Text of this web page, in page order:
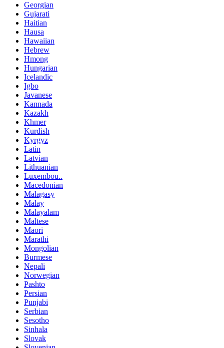
Georgian
Gujarati
Haitian
Hausa
Hawaiian
Hebrew
Hmong
Hungarian
Icelandic
Igbo
Javanese
Kannada
Kazakh
Khmer
Kurdish
Kyrgyz
Latin
Latvian
Lithuanian
Luxembou..
Macedonian
Malagasy
Malay
Malayalam
Maltese
Maori
Marathi
Mongolian
Burmese
Nepali
Norwegian
Pashto
Persian
Punjabi
Serbian
Sesotho
Sinhala
Slovak